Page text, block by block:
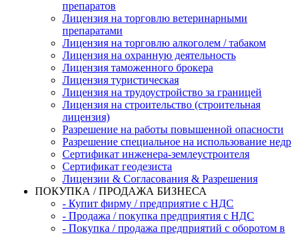
препаратов
Лицензия на торговлю ветеринарными
препаратами
Лицензия на торговлю алкоголем / табаком
Лицензия на охранную деятельность
Лицензия таможенного брокера
Лицензия туристическая
Лицензия на трудоустройство за границей
Лицензия на строительство (строительная
лицензия)
Разрешение на работы повышенной опасности
Разрешение специальное на использование недр
Сертификат инженера-землеустроителя
Сертификат геодезиста
Лицензии & Согласования & Разрешения
ПОКУПКА / ПРОДАЖА БИЗНЕСА
- Купит фирму / предприятие с НДС
- Продажа / покупка предприятия с НДС
- Покупка / продажа предприятий с оборотом в